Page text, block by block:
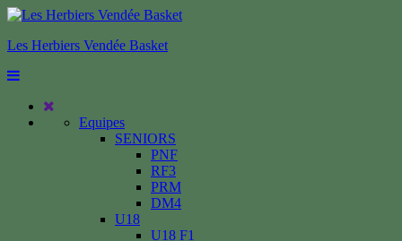
Les Herbiers Vendée Basket
Equipes
SENIORS
PNF
RF3
PRM
DM4
U18
U18 F1